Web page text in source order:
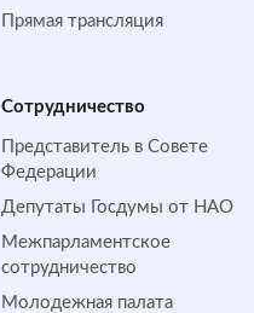
Прямая трансляция
Сотрудничество
Представитель в Совете
Федерации
Депутаты Госдумы от НАО
Межпарламентское
сотрудничество
Молодежная палата